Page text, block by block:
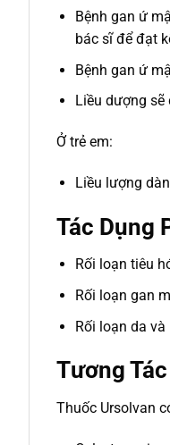
Bệnh gan ứ
bác sĩ để đạt
Bệnh gan ứ
Liều dượng
Ở trẻ em:
Liều lượng
Tác Dụng
Rối loạn tiêu
Rối loạn gan
Rối loạn da
Tương
Thuốc Ursolvan